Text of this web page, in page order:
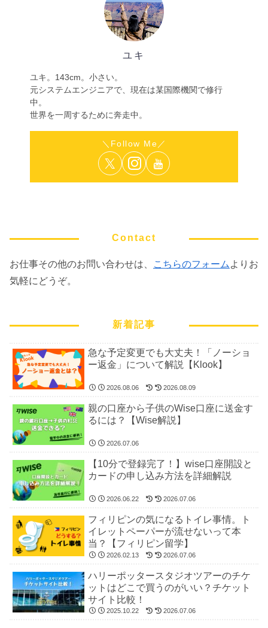
ユキ
ユキ。143cm。小さい。
元システムエンジニアで、現在は某国際機関で修行
中。
世界を一周するために奔走中。
Contact
お仕事その他のお問い合わせは、 こちらのフォーム よりお
気軽にどうぞ。
新着記事
急な予定変更でも大丈夫！「ノーショ
ー返金」について解説【Klook】
2026.08.06 2026.08.09
親の口座から子供のWise口座に送金す
るには？【Wise解説】
2026.07.06
【10分で登録完了！】wise口座開設と
カードの申し込み方法を詳細解説
2026.06.22 2026.07.06
フィリピンの気になるトイレ事情。ト
イレットペーパーが流せないって本
当？【フィリピン留学】
2026.02.13 2026.07.06
ハリーポッタースタジオツアーのチケ
ットはどこで買うのがいい？チケット
サイト比較！
2025.10.22 2026.07.06